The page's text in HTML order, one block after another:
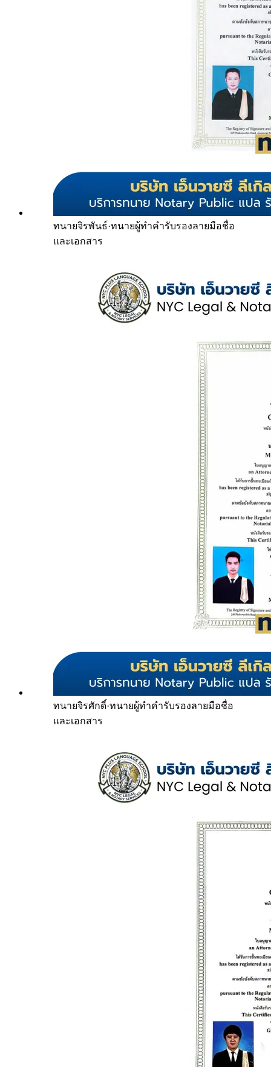
ทนายจิรพันธ์·ทนายผู้ทำคำรับรองลายมือชื่อ
และเอกสาร
ทนายจิรศักดิ์·ทนายผู้ทำคำรับรองลายมือชื่อ
และเอกสาร